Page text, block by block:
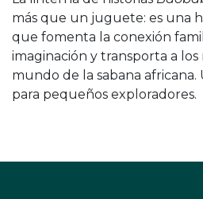
más que un juguete: es una
que fomenta la conexión
imaginación y transporta a los
mundo de la sabana
para pequeños exploradores.